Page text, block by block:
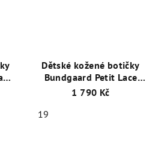
Dětské kožené botičky
Bundgaard Petit Lace
BG101162 - Tmavě Modré
1 790 Kč
19